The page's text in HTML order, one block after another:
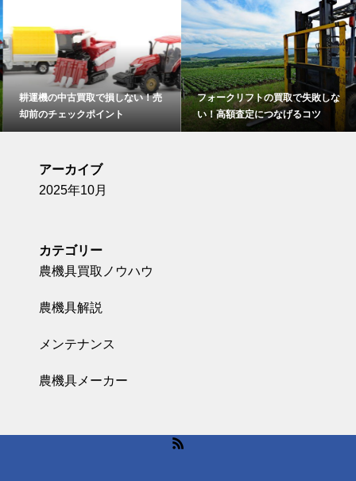
耕運機の中古買取で損しない！売
却前のチェックポイント
フォークリフトの買取で失敗しな
い！高額査定につなげるコツ
アーカイブ
2025年10月
カテゴリー
農機具買取ノウハウ
農機具解説
メンテナンス
農機具メーカー